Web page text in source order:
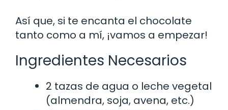
Así que, si te encanta el chocolate
tanto como a mí, ¡vamos a empezar!
Ingredientes Necesarios
2 tazas de agua o leche vegetal
(almendra, soja, avena, etc.)